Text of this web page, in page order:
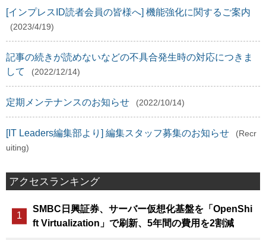
[インプレスID読者会員の皆様へ] 機能強化に関するご案内
(2023/4/19)
記事の続きが読めないなどの不具合発生時の対応につきま
して
(2022/12/14)
定期メンテナンスのお知らせ (2022/10/14)
[IT Leaders編集部より] 編集スタッフ募集のお知らせ
(Recr
uiting)
アクセスランキング
SMBC日興証券、サーバー仮想化基盤を「OpenShi
ft Virtualization」で刷新、5年間の費用を2割減